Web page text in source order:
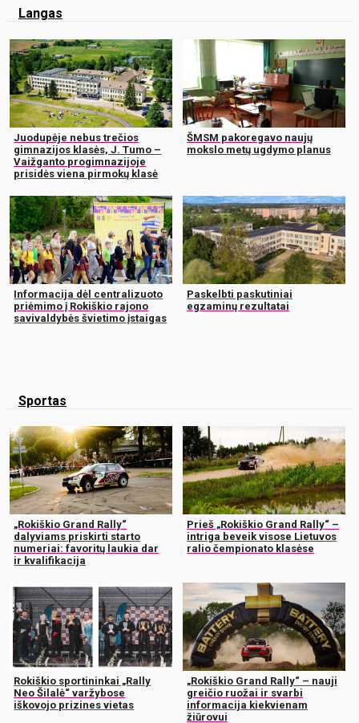
Langas
Juodupėje nebus trečios
gimnazijos klasės, J. Tumo –
Vaižganto progimnazijoje
prisidės viena pirmokų klasė
ŠMSM pakoregavo naujų
mokslo metų ugdymo planus
Informacija dėl centralizuoto
priėmimo į Rokiškio rajono
savivaldybės švietimo įstaigas
Paskelbti paskutiniai
egzaminų rezultatai
Sportas
„Rokiškio Grand Rally“
dalyviams priskirti starto
numeriai: favoritų laukia dar
ir kvalifikacija
Prieš „Rokiškio Grand Rally“ –
intriga beveik visose Lietuvos
ralio čempionato klasėse
Rokiškio sportininkai „Rally
Neo Šilalė“ varžybose
iškovojo prizines vietas
„Rokiškio Grand Rally“ – nauji
greičio ruožai ir svarbi
informacija kiekvienam
žiūrovui